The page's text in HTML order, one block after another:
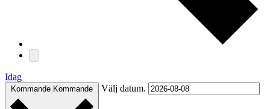
Idag
Kommande Kommande Välj datum.